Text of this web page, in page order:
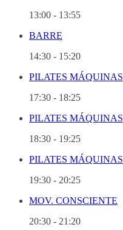
13:00 - 13:55
BARRE
14:30 - 15:20
PILATES MÁQUINAS
17:30 - 18:25
PILATES MÁQUINAS
18:30 - 19:25
PILATES MÁQUINAS
19:30 - 20:25
MOV. CONSCIENTE
20:30 - 21:20